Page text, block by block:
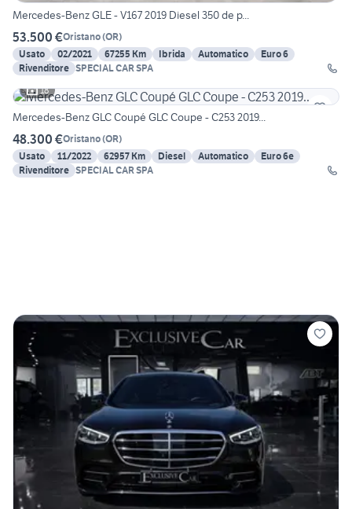
Mercedes-Benz GLE - V167 2019 Diesel 350 de p...
53.500 €Oristano(OR)
Usato
02/2021 67255 Km Ibrida Automatico
Euro 6
Rivenditore SPECIAL CAR SPA
18
Mercedes-Benz GLC Coupé GLC Coupe - C253 2019...
48.300 €Oristano(OR)
Usato
11/2022 62957 Km Diesel Automatico
Euro 6e
Rivenditore SPECIAL CAR SPA